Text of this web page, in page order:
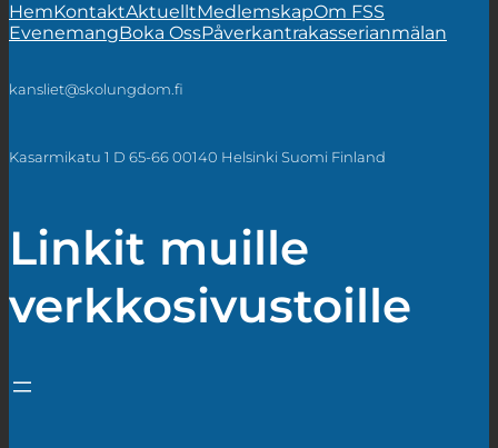
HemKontaktAktuelltMedlemskapOm FSS
EvenemangBoka OssPåverkantrakasserianmälan
kansliet@skolungdom.fi
Kasarmikatu 1 D 65-66 00140 Helsinki Suomi Finland
Linkit muille
verkkosivustoille